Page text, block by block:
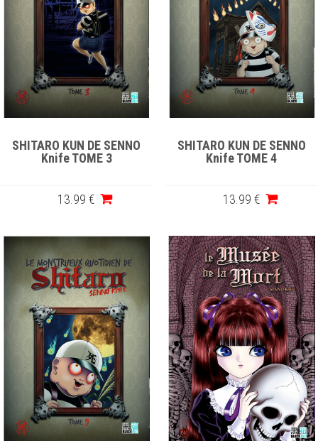
SHITARO KUN DE SENNO
Knife TOME 3
13 .99 €
SHITARO KUN DE SENNO
Knife TOME 4
13 .99 €